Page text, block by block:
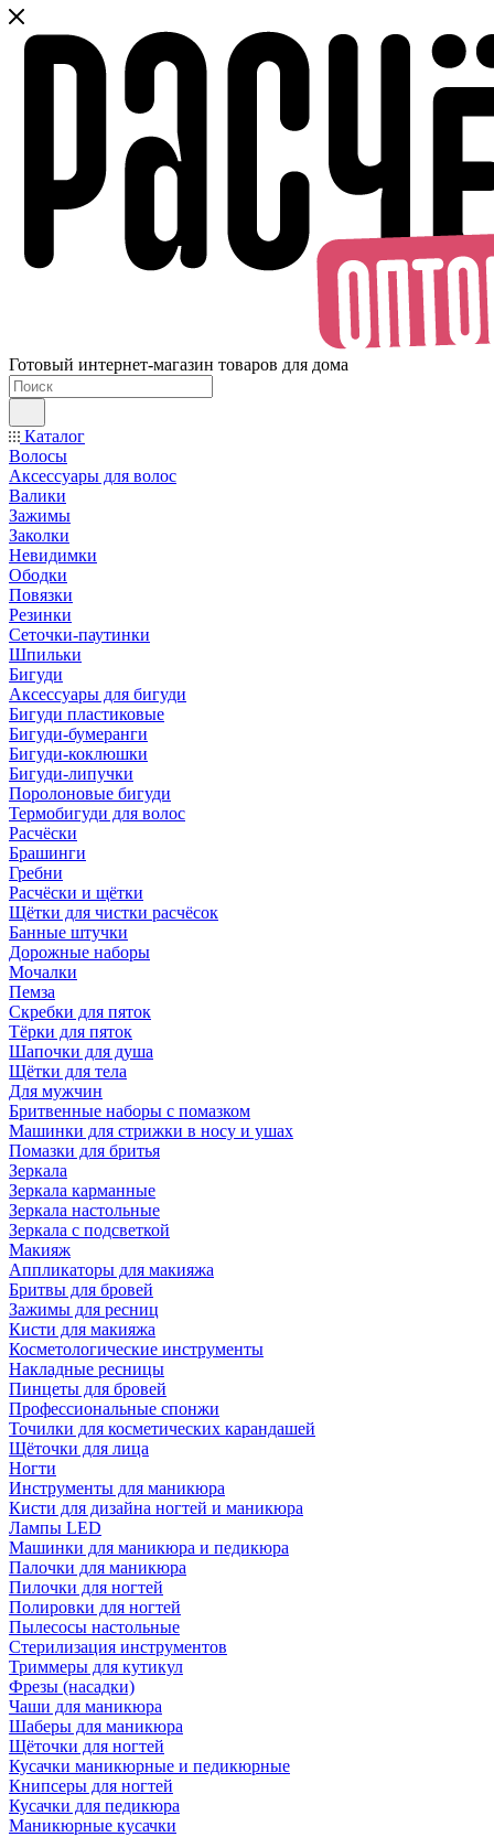
Готовый интернет-магазин товаров для дома
Каталог
Волосы
Аксессуары для волос
Валики
Зажимы
Заколки
Невидимки
Ободки
Повязки
Резинки
Сеточки-паутинки
Шпильки
Бигуди
Аксессуары для бигуди
Бигуди пластиковые
Бигуди-бумеранги
Бигуди-коклюшки
Бигуди-липучки
Поролоновые бигуди
Термобигуди для волос
Расчёски
Брашинги
Гребни
Расчёски и щётки
Щётки для чистки расчёсок
Банные штучки
Дорожные наборы
Мочалки
Пемза
Скребки для пяток
Тёрки для пяток
Шапочки для душа
Щётки для тела
Для мужчин
Бритвенные наборы с помазком
Машинки для стрижки в носу и ушах
Помазки для бритья
Зеркала
Зеркала карманные
Зеркала настольные
Зеркала с подсветкой
Макияж
Аппликаторы для макияжа
Бритвы для бровей
Зажимы для ресниц
Кисти для макияжа
Косметологические инструменты
Накладные ресницы
Пинцеты для бровей
Профессиональные спонжи
Точилки для косметических карандашей
Щёточки для лица
Ногти
Инструменты для маникюра
Кисти для дизайна ногтей и маникюра
Лампы LED
Машинки для маникюра и педикюра
Палочки для маникюра
Пилочки для ногтей
Полировки для ногтей
Пылесосы настольные
Стерилизация инструментов
Триммеры для кутикул
Фрезы (насадки)
Чаши для маникюра
Шаберы для маникюра
Щёточки для ногтей
Кусачки маникюрные и педикюрные
Книпсеры для ногтей
Кусачки для педикюра
Маникюрные кусачки